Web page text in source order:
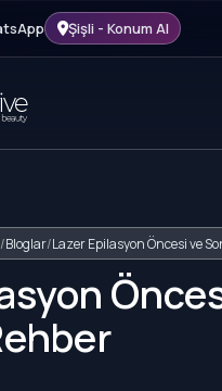
Şişli - Konum Al
/Bloglar/Lazer Epilasyon Öncesi ve